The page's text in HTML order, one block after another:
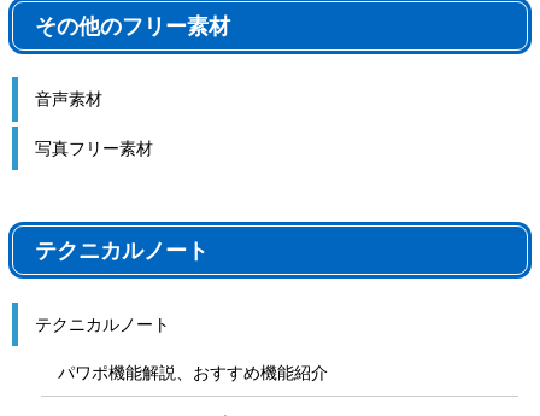
その他のフリー素材
音声素材
写真フリー素材
テクニカルノート
テクニカルノート
パワポ機能解説、おすすめ機能紹介